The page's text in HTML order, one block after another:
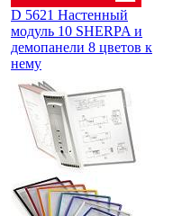
D 5621 Настенный
модуль 10 SHERPA и
демопанели 8 цветов к
нему